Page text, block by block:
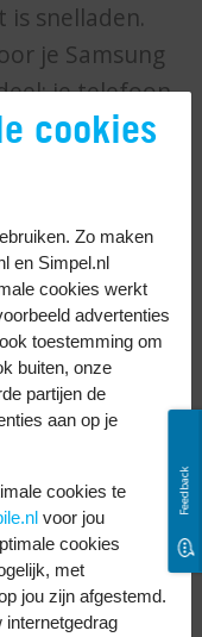
is snelladen.
je Samsung
je telefoon
kan
aanzetten?
of
het Apps-
.
.
bijSnel
dit in
Feedback
cookies
Zo maken
en Simpel.nl
cookies werkt
advertenties
toestemming om
buiten, onze
partijen de
aan op je
cookies te
voor jou
cookies
met
jou zijn afgestemd.